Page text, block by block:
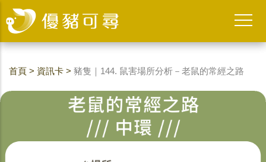
首頁 > 資訊卡 > 豬隻｜144. 鼠害場所分析－老鼠的常經之路